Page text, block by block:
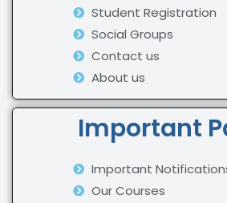
Student Registration
Social Groups
Contact us
About us
Important
Important
Our Courses